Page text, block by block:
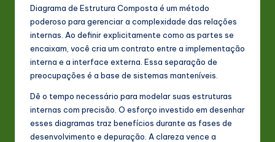
Diagrama de Estrutura Composta é um método
poderoso para gerenciar a complexidade das relações
internas. Ao definir explicitamente como as partes se
encaixam, você cria um contrato entre a implementação
interna e a interface externa. Essa separação de
preocupações é a base de sistemas manteníveis.
Dê o tempo necessário para modelar suas estruturas
internas com precisão. O esforço investido em desenhar
esses diagramas traz benefícios durante as fases de
desenvolvimento e depuração. A clareza vence a